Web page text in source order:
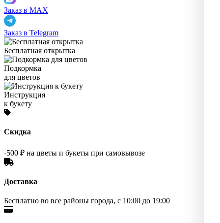
Заказ в MAX
Заказ в Telegram
Бесплатная открытка
Подкормка
для цветов
Инструкция
к букету
Скидка
-500 ₽ на цветы и букеты при самовывозе
Доставка
Бесплатно во все районы города, с 10:00 до 19:00